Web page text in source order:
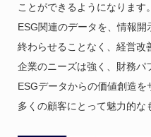
ことができるようになります。
ESG関連のデータを、情報
終わらせることなく、経営改
企業のニーズは強く、財務パ
ESGデータからの価値創造を
多くの顧客にとって魅力的な